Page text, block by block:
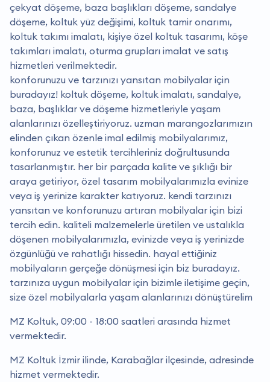
çekyat döşeme, baza başlıkları döşeme, sandalye
döşeme, koltuk yüz değişimi, koltuk tamir onarımı,
koltuk takımı imalatı, kişiye özel koltuk tasarımı, köşe
takımları imalatı, oturma grupları imalat ve satış
hizmetleri verilmektedir.
konforunuzu ve tarzınızı yansıtan mobilyalar için
buradayız! koltuk döşeme, koltuk imalatı, sandalye,
baza, başlıklar ve döşeme hizmetleriyle yaşam
alanlarınızı özelleştiriyoruz. uzman marangozlarımızın
elinden çıkan özenle imal edilmiş mobilyalarımız,
konforunuz ve estetik tercihleriniz doğrultusunda
tasarlanmıştır. her bir parçada kalite ve şıklığı bir
araya getiriyor, özel tasarım mobilyalarımızla evinize
veya iş yerinize karakter katıyoruz. kendi tarzınızı
yansıtan ve konforunuzu artıran mobilyalar için bizi
tercih edin. kaliteli malzemelerle üretilen ve ustalıkla
döşenen mobilyalarımızla, evinizde veya iş yerinizde
özgünlüğü ve rahatlığı hissedin. hayal ettiğiniz
mobilyaların gerçeğe dönüşmesi için biz buradayız.
tarzınıza uygun mobilyalar için bizimle iletişime geçin,
size özel mobilyalarla yaşam alanlarınızı dönüştürelim
MZ Koltuk, 09:00 - 18:00 saatleri arasında hizmet
vermektedir.
MZ Koltuk İzmir ilinde, Karabağlar ilçesinde, adresinde
hizmet vermektedir.